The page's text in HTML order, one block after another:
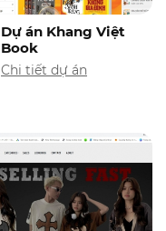
Dự án Khang Việt
Book
Chi tiết dự án